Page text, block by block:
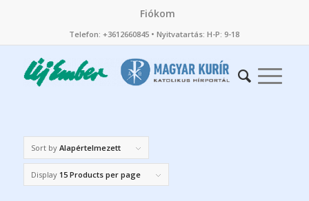
Fiókom
Telefon: +3612660845 • Nyitvatartás: H-P: 9-18
Sort by Alapértelmezett
Display 15 Products per page